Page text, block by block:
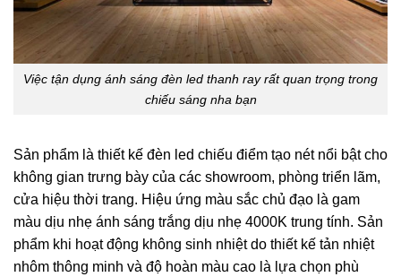
Việc tận dụng ánh sáng đèn led thanh ray rất quan trọng trong
chiếu sáng nha bạn
Sản phẩm là thiết kế đèn led chiếu điểm tạo nét nổi bật cho
không gian trưng bày của các showroom, phòng triển lãm,
cửa hiệu thời trang. Hiệu ứng màu sắc chủ đạo là gam
màu dịu nhẹ ánh sáng trắng dịu nhẹ 4000K trung tính. Sản
phẩm khi hoạt động không sinh nhiệt do thiết kế tản nhiệt
nhôm thông minh và độ hoàn màu cao là lựa chọn phù